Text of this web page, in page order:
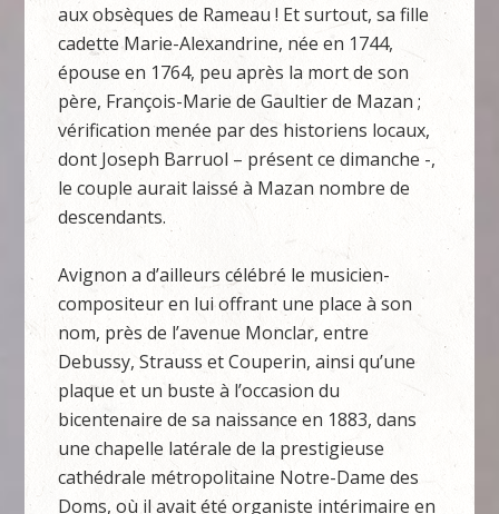
aux obsèques de Rameau ! Et surtout, sa fille
cadette Marie-Alexandrine, née en 1744,
épouse en 1764, peu après la mort de son
père, François-Marie de Gaultier de Mazan ;
vérification menée par des historiens locaux,
dont Joseph Barruol – présent ce dimanche -,
le couple aurait laissé à Mazan nombre de
descendants.
Avignon a d’ailleurs célébré le musicien-
compositeur en lui offrant une place à son
nom, près de l’avenue Monclar, entre
Debussy, Strauss et Couperin, ainsi qu’une
plaque et un buste à l’occasion du
bicentenaire de sa naissance en 1883, dans
une chapelle latérale de la prestigieuse
cathédrale métropolitaine Notre-Dame des
Doms, où il avait été organiste intérimaire en